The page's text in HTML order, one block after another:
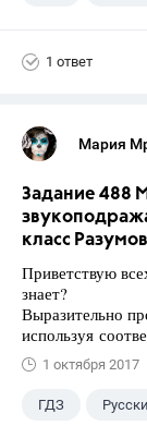
1 ответ
Мария
Задание 488
класс
Приветствую
знает?
Выразительно
используя
1 октября 2017
ГДЗ